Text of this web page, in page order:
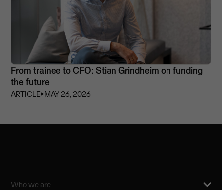
From trainee to CFO: Stian Grindheim on funding
the future
ARTICLE⏵MAY 26, 2026
Who we are